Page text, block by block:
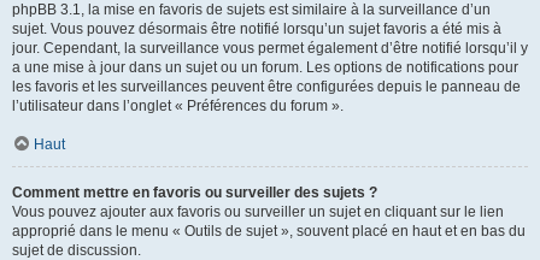
phpBB 3.1, la mise en favoris de sujets est similaire à la surveillance d’un
sujet. Vous pouvez désormais être notifié lorsqu’un sujet favoris a été mis à
jour. Cependant, la surveillance vous permet également d’être notifié lorsqu’il y
a une mise à jour dans un sujet ou un forum. Les options de notifications pour
les favoris et les surveillances peuvent être configurées depuis le panneau de
l’utilisateur dans l’onglet « Préférences du forum ».
Haut
Comment mettre en favoris ou surveiller des sujets ?
Vous pouvez ajouter aux favoris ou surveiller un sujet en cliquant sur le lien
approprié dans le menu « Outils de sujet », souvent placé en haut et en bas du
sujet de discussion.